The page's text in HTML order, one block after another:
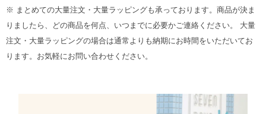
※ まとめての大量注文・大量ラッピングも承っております。商品が決ま
りましたら、どの商品を何点、いつまでに必要かご連絡ください。 大量
注文・大量ラッピングの場合は通常よりも納期にお時間をいただいてお
ります。お気軽にお問い合わせください。